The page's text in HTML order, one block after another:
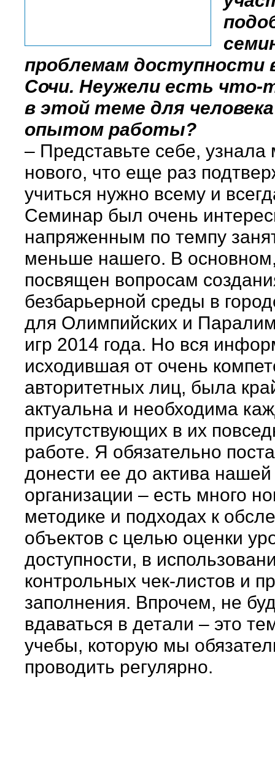
проблемам доступности
Сочи. Неужели есть что-
в этой теме для
опытом работы?
– Представьте себе, узнала
нового, что еще раз
учиться нужно всему и
Семинар был очень
напряженным по темпу
меньше нашего. В
посвящен вопросам
безбарьерной среды в
для Олимпийских и
игр 2014 года. Но вся
исходившая от очень
авторитетных лиц, была
актуальна и необходима
присутствующих в их
работе. Я обязательно
донести ее до актива нашей
организации – есть много
методике и подходах к
объектов с целью оценки
доступности, в
контрольных чек-листов и
заполнения. Впрочем, не
вдаваться в детали – это
учебы, которую мы
проводить регулярно.